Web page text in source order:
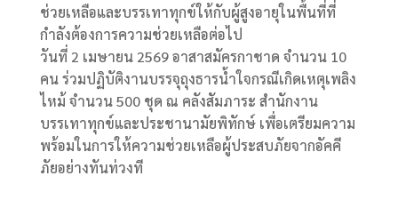
ช่วยเหลือและบรรเทาทุกข์ให้กับผู้สูงอายุในพื้นที่ที่
กำลังต้องการความช่วยเหลือต่อไป
วันที่ 2 เมษายน 2569 อาสาสมัครกาชาด จำนวน 10
คน ร่วมปฏิบัติงานบรรจุถุงธารน้ำใจกรณีเกิดเหตุเพลิง
ไหม้ จำนวน 500 ชุด ณ คลังสัมภาระ สำนักงาน
บรรเทาทุกข์และประชานามัยพิทักษ์ เพื่อเตรียมความ
พร้อมในการให้ความช่วยเหลือผู้ประสบภัยจากอัคคี
ภัยอย่างทันท่วงที